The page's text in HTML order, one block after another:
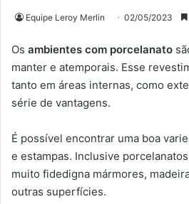
Equipe Leroy Merlin 02/05/2023
Os ambientes com porcelanato
manter e atemporais. Esse
tanto em áreas internas, como
série de vantagens.
É possível encontrar uma boa
e estampas. Inclusive
muito fidedigna mármores,
outras superfícies.